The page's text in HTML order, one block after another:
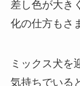
差し色が大き
化の仕方もさ
ミックス犬を
気持ちでいる